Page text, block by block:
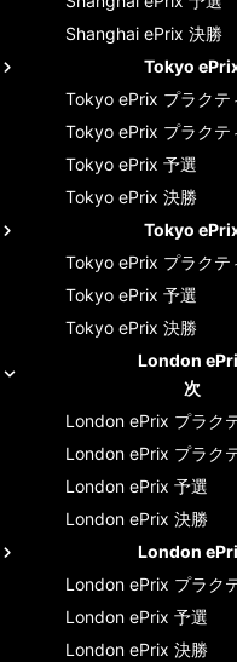
Shanghai ePrix 決勝
Tokyo
Tokyo ePrix プラクテ
Tokyo ePrix プラクテ
Tokyo ePrix 予選
Tokyo ePrix 決勝
Tokyo
Tokyo ePrix プラクテ
Tokyo ePrix 予選
Tokyo ePrix 決勝
London
次
London ePrix プラク
London ePrix プラク
London ePrix 予選
London ePrix 決勝
London
London ePrix プラク
London ePrix 予選
London ePrix 決勝